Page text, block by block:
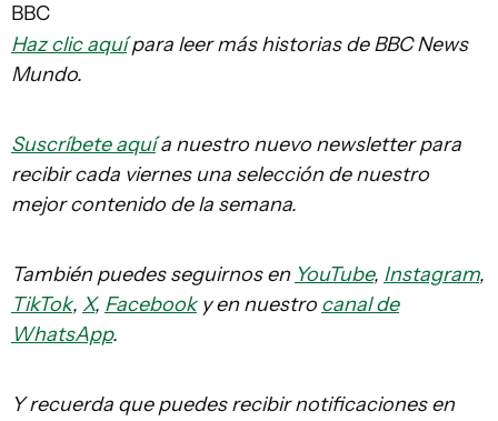
BBC
Haz clic aquípara leer más historias de BBC News
Mundo.
Suscríbete aquía nuestro nuevo newsletter para
recibir cada viernes una selección de nuestro
mejor contenido de la semana.
También puedes seguirnos en YouTube, Instagram,
TikTok, X, Facebooky en nuestro canal de
WhatsApp.
Y recuerda que puedes recibir notificaciones en